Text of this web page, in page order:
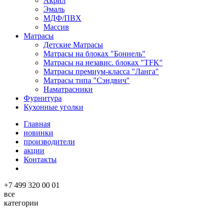
Эмаль
МДФ/ПВХ
Массив
Матрасы
Детские Матрасы
Матрасы на блоках "Боннель"
Матрасы на независ. блоках "TFK"
Матрасы премиум-класса "Ланга"
Матрасы типа "Сэндвич"
Наматрасники
Фурнитура
Кухонные уголки
Главная
новинки
производители
акции
Контакты
+7 499 320 00 01
все
категории